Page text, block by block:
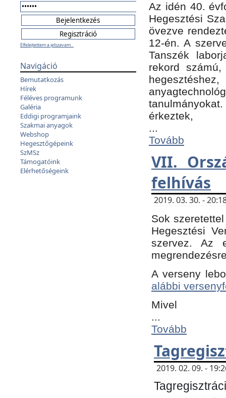
Elfelejtettem a jelszavam...
Navigáció
Bemutatkozás
Hírek
Féléves programunk
Galéria
Eddigi programjaink
Szakmai anyagok
Webshop
Hegesztőgépeink
SzMSz
Támogatóink
Elérhetőségeink
Az idén 40.
Hegesztési
övezve
12-én. A
Tanszék
rekord
érkeztek,
...
Tovább
VII.
felhívás
2019. 03. 30. -
Sok
Hegesztési
szervez. Az
A verseny
alábbi
Mivel
...
Tovább
2019. 02. 09. -